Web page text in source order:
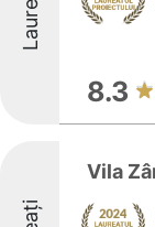
8.3
Vila